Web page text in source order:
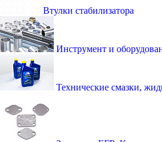
Втулки стабилизатора
Инструмент и
Технические смазки,